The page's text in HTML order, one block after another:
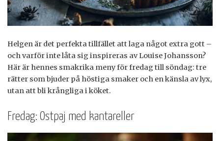
Helgen är det perfekta tillfället att laga något extra gott –
och varför inte låta sig inspireras av Louise Johansson?
Här är hennes smakrika meny för fredag till söndag: tre
rätter som bjuder på höstiga smaker och en känsla av lyx,
utan att bli krångliga i köket.
Fredag: Ostpaj med kantareller